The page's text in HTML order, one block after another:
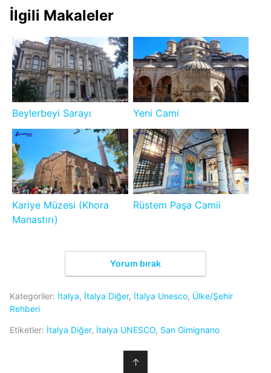
İlgili Makaleler
Beylerbeyi Sarayı Yeni Cami
Kariye Müzesi (Khora
Manastırı)
Rüstem Paşa Camii
Yorum bırak
Kategoriler: İtalya, İtalya Diğer, İtalya Unesco, Ülke/Şehir
Rehberi
Etiketler: İtalya Diğer, İtalya UNESCO, San Gimignano
↑